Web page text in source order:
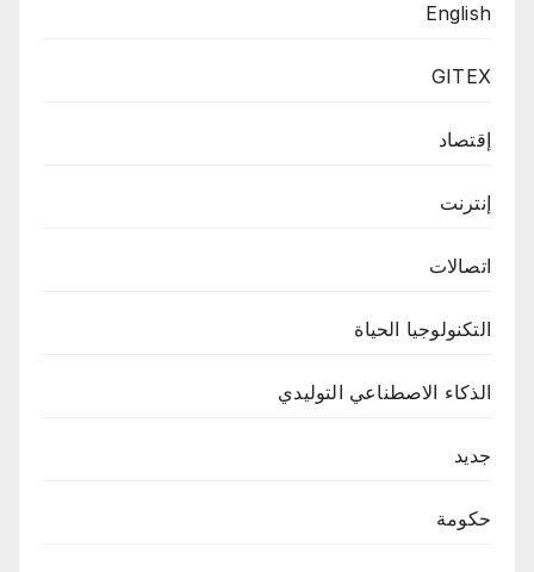
English
GITEX
إقتصاد
إنترنت
اتصالات
التكنولوجيا الحياة
الذكاء الاصطناعي التوليدي
جديد
حكومة